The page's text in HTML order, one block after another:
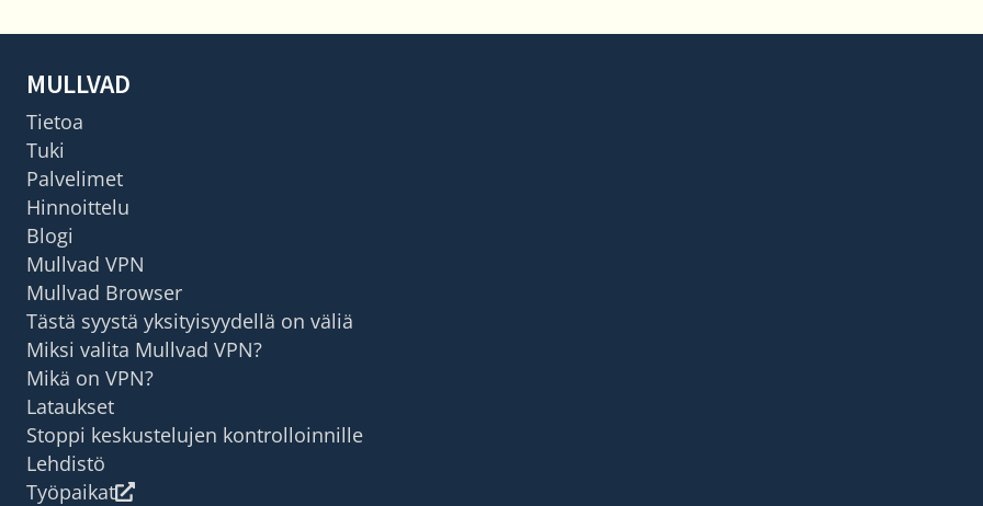
MULLVAD
Tietoa
Tuki
Palvelimet
Hinnoittelu
Blogi
Mullvad VPN
Mullvad Browser
Tästä syystä yksityisyydellä on väliä
Miksi valita Mullvad VPN?
Mikä on VPN?
Lataukset
Stoppi keskustelujen kontrolloinnille
Lehdistö
Työpaikat